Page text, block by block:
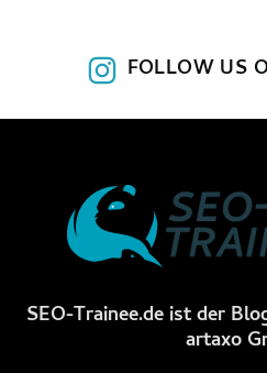
FOLLOW US
SEO-Trainee.de ist der
artaxo